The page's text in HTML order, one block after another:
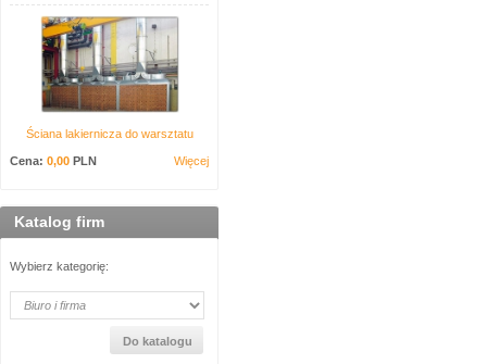
Ściana lakiernicza do warsztatu
Cena: 0,00 PLN Więcej
Katalog firm
Wybierz kategorię: